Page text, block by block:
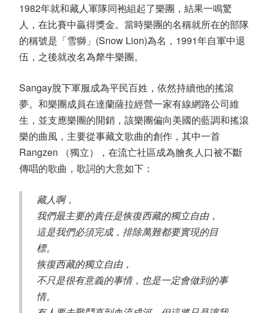
1982年就和藏人軍隊同袍組起了樂團，結果一鳴驚
人，在比賽中贏得獎金。當時樂團的名稱就所在的部隊
的稱號是「雪獅」(Snow Lion)為名，1991年自軍中退
伍，之後就改名為犛牛樂團。
Sangay脫下軍服成為平民百姓，依然持續他的搖滾
夢。和樂團成員在達蘭薩拉經營一家有線網路公司維
生，並支應樂團的開銷，該樂團偏向美國的藍調和搖滾
樂的曲風，主要從事藏文歌曲的創作，其中一首
Rangzen （獨立），在流亡社區成為膾炙人口被不斷
傳唱的歌曲，歌詞的大意如下：
藏人啊，
我們最主要的責任是恢復西藏的獨立自由，
這是我們必須完成，排除萬難都要實現的目
標。
恢復西藏的獨立自由，
不只是很有意義的事情，也是一定會做到的事
情。